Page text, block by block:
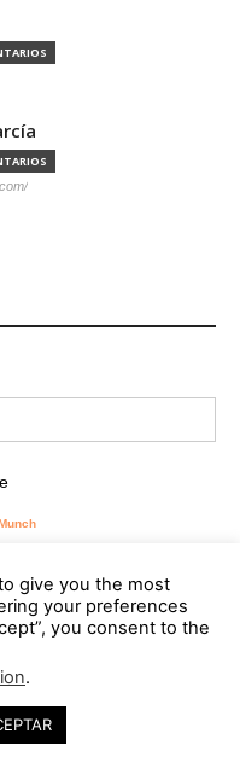
give you the most
your preferences
you consent to the
.